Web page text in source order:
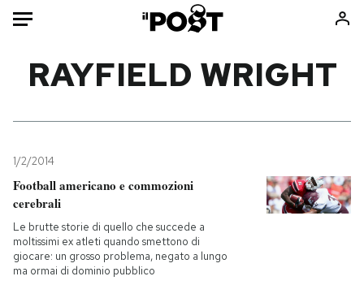
Mondo
Politica
Tecnologia
Internet
Scienza
Cultura
Consumismi
Media
RAYFIELD WRIGHT
1/2/2014
Football americano e commozioni
cerebrali
Le brutte storie di quello che succede a
moltissimi ex atleti quando smettono di
giocare: un grosso problema, negato a lungo
ma ormai di dominio pubblico